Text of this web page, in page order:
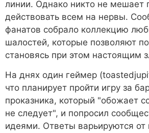
линии. Однако никто не мешает
действовать всем на нервы.
фанатов собрало коллекцию
шалостей, которые позволяют
становясь при этом настоящим
На днях один геймер
что планирует пройти игру за
проказника, который "обожает
не следует", и попросил
идеями. Ответы варьируются от